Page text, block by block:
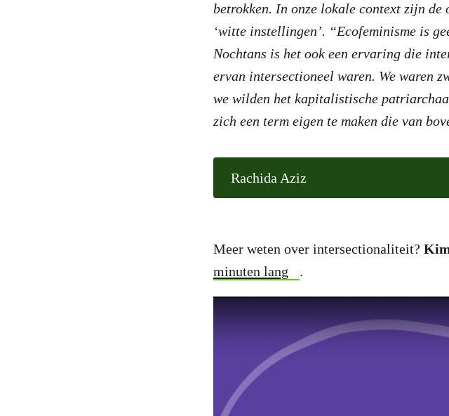
betrokken. In onze lokale context zijn de
‘witte instellingen’. “Ecofeminisme is
Nochtans is het ook een ervaring die
ervan intersectioneel waren. We waren
we wilden het kapitalistische
zich een term eigen te maken die van
Rachida Aziz
Meer weten over intersectionaliteit?
minuten lang
.